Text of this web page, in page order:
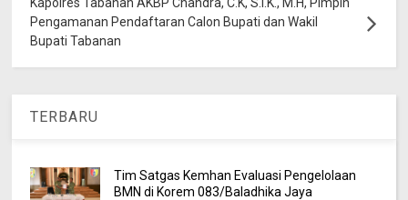
Pengamanan Pendaftaran Calon Bupati dan Wakil
Bupati Tabanan
TERBARU
Tim Satgas Kemhan Evaluasi Pengelolaan
BMN di Korem 083/Baladhika Jaya